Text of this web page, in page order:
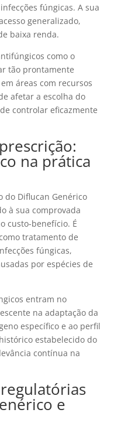
fúngicas. A sua
generalizado,
baixa renda.
como o
tão prontamente
áreas com recursos
afetar a escolha do
controlar eficazmente
na prática
do Diflucan Genérico
à sua comprovada
custo-benefício. É
tratamento de
fúngicas,
por espécies de
entram no
na adaptação da
específico e ao perfil
estabelecido do
contínua na
e